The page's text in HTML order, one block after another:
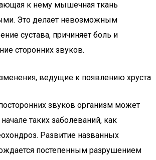
к нему мышечная ткань
Это делает невозможным
сустава, причиняет боль и
сторонних звуков.
ведущие к появлению хруста
звуков организм может
таких заболеваний, как
Развитие названных
постепенным разрушением